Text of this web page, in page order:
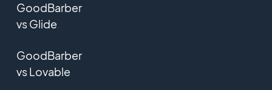
GoodBarber
vs Glide
GoodBarber
vs Lovable